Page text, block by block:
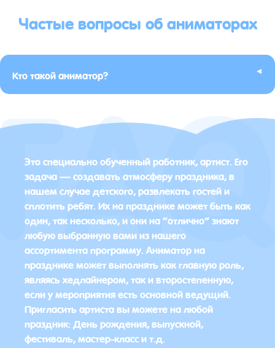
Частые вопросы об аниматорах
Кто такой аниматор? ▸
Это специально обученный работник, артист. Его
задача — создавать атмосферу праздника, в
нашем случае детского, развлекать гостей и
сплотить ребят. Их на празднике может быть как
один, так несколько, и они на “отлично” знают
любую выбранную вами из нашего
ассортимента программу. Аниматор на
празднике может выполнять как главную роль,
являясь хедлайнером, так и второстепенную,
если у мероприятия есть основной ведущий.
Пригласить артиста вы можете на любой
праздник: День рождения, выпускной,
фестиваль, мастер-класс и т.д.